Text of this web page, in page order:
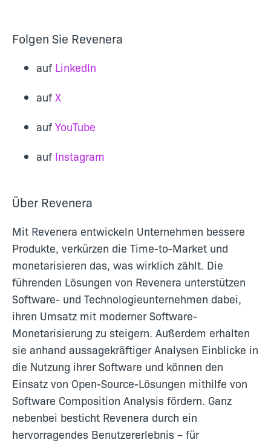
Folgen Sie Revenera
auf LinkedIn
auf X
auf YouTube
auf Instagram
Über Revenera
Mit Revenera entwickeln Unternehmen bessere
Produkte, verkürzen die Time-to-Market und
monetarisieren das, was wirklich zählt. Die
führenden Lösungen von Revenera unterstützen
Software- und Technologieunternehmen dabei,
ihren Umsatz mit moderner Software-
Monetarisierung zu steigern. Außerdem erhalten
sie anhand aussagekräftiger Analysen Einblicke in
die Nutzung ihrer Software und können den
Einsatz von Open-Source-Lösungen mithilfe von
Software Composition Analysis fördern. Ganz
nebenbei besticht Revenera durch ein
hervorragendes Benutzererlebnis – für